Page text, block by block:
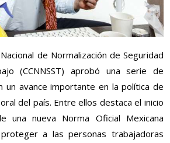
de Normalización de Seguridad
(CCNNSST) aprobó una serie de
un avance importante en la política de
del país. Entre ellos destaca el inicio
una nueva Norma Oficial Mexicana
a las personas trabajadoras